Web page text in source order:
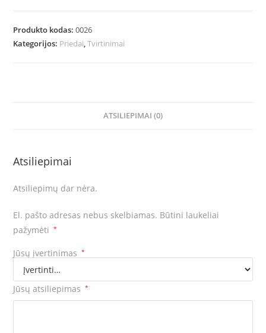
Produkto kodas:0026
Kategorijos: Priedai,Tvirtinimai
ATSILIEPIMAI (0)
Atsiliepimai
Atsiliepimų dar nėra.
El. pašto adresas nebus skelbiamas. Būtini laukeliai
pažymėti
*
Jūsų įvertinimas *
Jūsų atsiliepimas *